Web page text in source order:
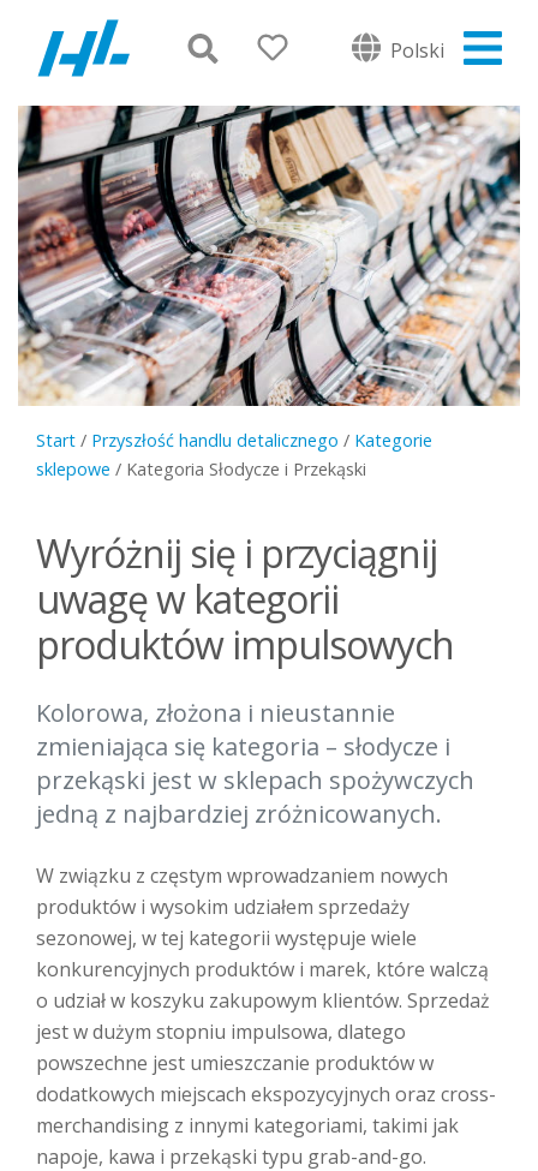
Polski
Start / Przyszłość handlu detalicznego / Kategorie
sklepowe / Kategoria Słodycze i Przekąski
Wyróżnij się i przyciągnij
uwagę w kategorii
produktów impulsowych
Kolorowa, złożona i nieustannie
zmieniająca się kategoria – słodycze i
przekąski jest w sklepach spożywczych
jedną z najbardziej zróżnicowanych.
W związku z częstym wprowadzaniem nowych
produktów i wysokim udziałem sprzedaży
sezonowej, w tej kategorii występuje wiele
konkurencyjnych produktów i marek, które walczą
o udział w koszyku zakupowym klientów. Sprzedaż
jest w dużym stopniu impulsowa, dlatego
powszechne jest umieszczanie produktów w
dodatkowych miejscach ekspozycyjnych oraz cross-
merchandising z innymi kategoriami, takimi jak
napoje, kawa i przekąski typu grab-and-go.